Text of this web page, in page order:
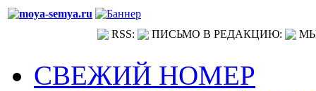
RSS: ПИСЬМО В РЕДАКЦИЮ:
СВЕЖИЙ НОМЕР